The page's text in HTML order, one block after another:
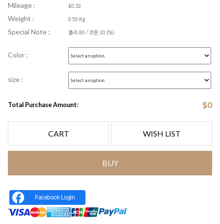
Mileage : $0.32
Weight : 0.50 Kg
Special Note : 폴리 80 / 코튼 20 (%)
Color :
size :
Total Purchase Amount: $0
CART WISH LIST
BUY
Facebook Login